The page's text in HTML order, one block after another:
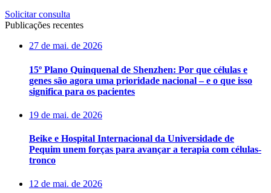
Solicitar consulta
Publicações recentes
27 de mai. de 2026
15º Plano Quinquenal de Shenzhen: Por que células e
genes são agora uma prioridade nacional – e o que isso
significa para os pacientes
19 de mai. de 2026
Beike e Hospital Internacional da Universidade de
Pequim unem forças para avançar a terapia com células-
tronco
12 de mai. de 2026